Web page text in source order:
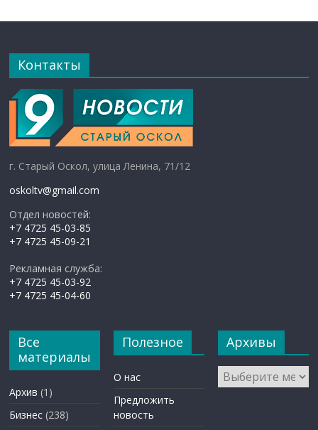
Контакты
г. Старый Оскол, улица Ленина, 71/12
oskoltv@gmail.com
Отдел новостей:
+7 4725 45-03-85
+7 4725 45-09-21
Рекламная служба:
+7 4725 45-03-92
+7 4725 45-04-60
Все
материалы
Архив (1)
Бизнес (238)
Полезное
О нас
Предложить
новость
Архивы
Архивы